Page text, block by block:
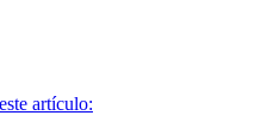
artículo: